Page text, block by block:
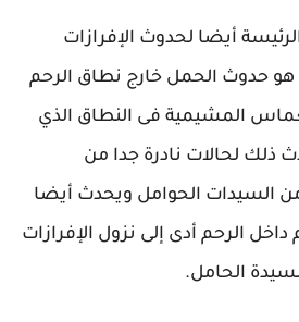
أيضا لحدوث الإفرازات
هو حدوث الحمل خارج نطاق الرحم
المشيمية فى النطاق الذي
ذلك لحالات نادرة جدا من
السيدات الحوامل ويحدث أيضا
الرحم أدى إلى نزول الإفرازات
الحامل.